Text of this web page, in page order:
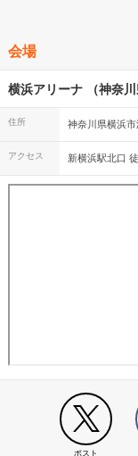
いますよ、ファンは。
切に感じました。個人
ー→シンドバッドの流れ
たのオーバーチュア、
2時間22曲は配信ではこ
い物足りないと感じま
これくらいが良いところだと思います。
うね。東京ドームに1万
観た葡萄ツアーを彷彿
をあげてしまいました。
容に。 MCを挟んでのここからが凄かった04『Big Star Blues～』、
05『フリフリ'65』！こ
み掛けゾーンでお耳にか
披露されるとは。 そして往年のファンが舞い上がったのではないで
しょうか、06『朝方ム
2013年に復活してから
に灯ってとても綺麗で
ゃドキドキしました…、
に思ってしまいました汗） 15『東京VICTORY』ではアリー
聖火も灯して、スタッ
タッフの皆さんが力強
せを感じました…、今
会場
横浜アリーナ （神奈川
住所 神奈川県横浜
アクセス 新横浜駅北口
ポスト